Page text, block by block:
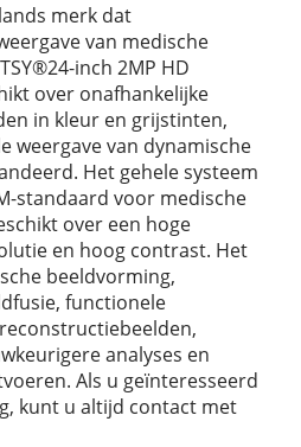
merk dat
van medische
inch 2MP HD
over onafhankelijke
in kleur en grijstinten,
weergave van dynamische
Het gehele systeem
standaard voor medische
over een hoge
en hoog contrast. Het
beeldvorming,
functionele
analyses en
Als u geïnteresseerd
kunt u altijd contact met